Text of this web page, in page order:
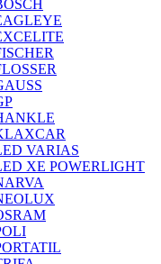
VARIAS
XE POWERLIGHT